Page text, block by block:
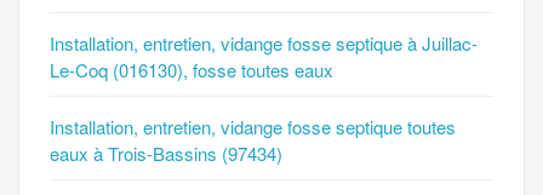
Installation, entretien, vidange fosse septique à Juillac-
Le-Coq (016130), fosse toutes eaux
Installation, entretien, vidange fosse septique toutes
eaux à Trois-Bassins (97434)